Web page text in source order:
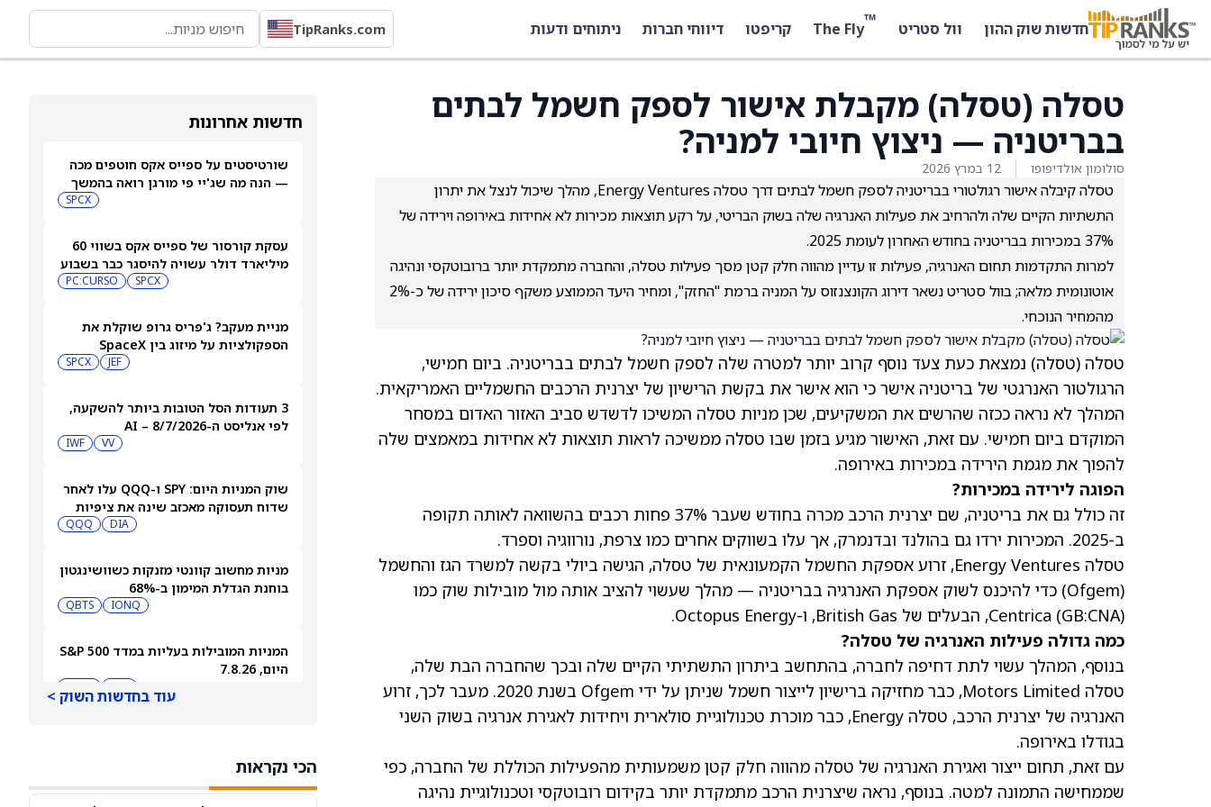
חדשות שוק ההון וול סטריט ™
The Fly קריפטו דיווחי חברות ניתוחים ודעות TipRanks.com
חדשות אחרונות
שורטיסטים על ספייס אקס חוטפים מכה
— הנה מה שג'יי פי מורגן רואה בהמשך
SPCX
עסקת קורסור של ספייס אקס בשווי 60
מיליארד דולר עשויה להיסגר כבר בשבוע
SPCX
PC:CURSO
מניית מעקב? ג'פריס גרופ שוקלת את
הספקולציות על מיזוג בין SpaceX
JEF
SPCX
3 תעודות הסל הטובות ביותר להשקעה,
לפי אנליסט ה-AI – 8/7/2026
VV
IWF
שוק המניות היום: SPY ו-QQQ עלו לאחר
שדוח תעסוקה מאכזב שינה את ציפיות
DIA
QQQ
מניות מחשוב קוונטי מזנקות כשוושינגטון
בוחנת הגדלת המימון ב-68%
IONQ
QBTS
המניות המובילות בעליות במדד S&P 500
היום, 7.8.26
(NASDAQ:PSKY) עלתה בכל זאת
עוד בחדשות השוק >
הכי נקראות
טסלה (טסלה) מקבלת אישור לספק חשמל לבתים
בבריטניה — ניצוץ חיובי למניה?
סולומון אולדיפופו 12 במרץ 2026
טסלה קיבלה אישור רגולטורי בבריטניה לספק חשמל לבתים דרך טסלה Energy Ventures, מהלך שיכול לנצל את יתרון
התשתיות הקיים שלה ולהרחיב את פעילות האנרגיה שלה בשוק הבריטי, על רקע תוצאות מכירות לא אחידות באירופה וירידה של
37% במכירות בבריטניה בחודש האחרון לעומת 2025.
למרות התקדמות תחום האנרגיה, פעילות זו עדיין מהווה חלק קטן מסך פעילות טסלה, והחברה מתמקדת יותר ברובוטקסי ונהיגה
אוטונומית מלאה; בוול סטריט נשאר דירוג הקונצנזוס על המניה ברמת "החזק", ומחיר היעד הממוצע משקף סיכון ירידה של כ-2%
מהמחיר הנוכחי.
טסלה (טסלה) נמצאת כעת צעד נוסף קרוב יותר למטרה שלה לספק חשמל לבתים בבריטניה. ביום חמישי,
הרגולטור האנרגטי של בריטניה אישר כי הוא אישר את בקשת הרישיון של יצרנית הרכבים החשמליים האמריקאית.
המהלך לא נראה ככזה שהרשים את המשקיעים, שכן מניות טסלה המשיכו לדשדש סביב האזור האדום במסחר
המוקדם ביום חמישי. עם זאת, האישור מגיע בזמן שבו טסלה ממשיכה לראות תוצאות לא אחידות במאמצים שלה
להפוך את מגמת הירידה במכירות באירופה.
הפוגה לירידה במכירות?
זה כולל גם את בריטניה, שם יצרנית הרכב מכרה בחודש שעבר 37% פחות רכבים בהשוואה לאותה תקופה
ב-2025. המכירות ירדו גם בהולנד ובדנמרק, אך עלו בשווקים אחרים כמו צרפת, נורווגיה וספרד.
טסלה Energy Ventures, זרוע אספקת החשמל הקמעונאית של טסלה, הגישה ביולי בקשה למשרד הגז והחשמל
(Ofgem) כדי להיכנס לשוק אספקת האנרגיה בבריטניה — מהלך שעשוי להציב אותה מול מובילות שוק כמו
Centrica (GB:CNA)
, הבעלים של British Gas, ו-Octopus Energy.
כמה גדולה פעילות האנרגיה של טסלה?
בנוסף, המהלך עשוי לתת דחיפה לחברה, בהתחשב ביתרון התשתיתי הקיים שלה ובכך שהחברה הבת שלה,
טסלה Motors Limited, כבר מחזיקה ברישיון לייצור חשמל שניתן על ידי Ofgem בשנת 2020. מעבר לכך, זרוע
האנרגיה של יצרנית הרכב, טסלה Energy, כבר מוכרת טכנולוגיית סולארית ויחידות לאגירת אנרגיה בשוק השני
בגודלו באירופה.
עם זאת, תחום ייצור ואגירת האנרגיה של טסלה מהווה חלק קטן משמעותית מהפעילות הכוללת של החברה, כפי
שממחישה התמונה למטה. בנוסף, נראה שיצרנית הרכב מתמקדת יותר בקידום רובוטקסי וטכנולוגיית נהיגה